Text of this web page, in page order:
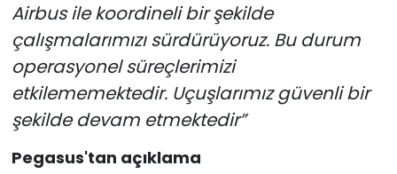
Airbus ile koordineli bir şekilde
çalışmalarımızı sürdürüyoruz. Bu durum
operasyonel süreçlerimizi
etkilememektedir. Uçuşlarımız güvenli bir
şekilde devam etmektedir”
Pegasus'tan açıklama